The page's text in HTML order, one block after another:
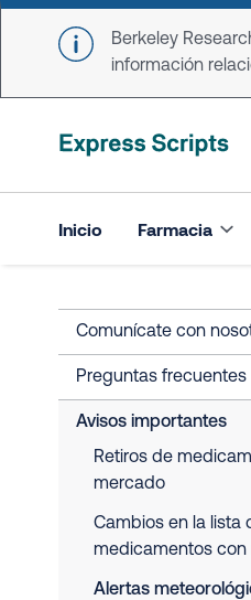
Skip to main content
Berkeley
información
Inicio Farmacia
Comunícate con
Preguntas frecuentes
Avisos importantes
Retiros de
mercado
Cambios en la lista
medicamentos con
Alertas